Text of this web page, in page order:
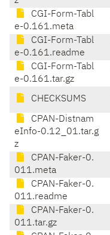
CGI-Form-Tabl
e-0.161.meta
CGI-Form-Tabl
e-0.161.readme
CGI-Form-Tabl
e-0.161.tar.gz
CHECKSUMS
CPAN-Distnam
eInfo-0.12_01.tar.g
z
CPAN-Faker-0.
011.meta
CPAN-Faker-0.
011.readme
CPAN-Faker-0.
011.tar.gz